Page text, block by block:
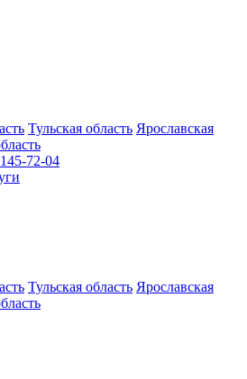
Тульская область Ярославская
72-04
Тульская область Ярославская